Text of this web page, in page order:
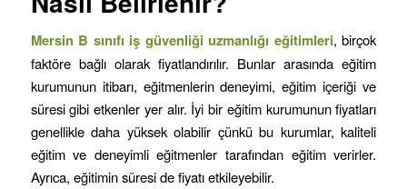
Mersin B sınıfı iş güvenliği uzmanlığı eğitimleri, birçok
faktöre bağlı olarak fiyatlandırılır. Bunlar arasında eğitim
kurumunun itibarı, eğitmenlerin deneyimi, eğitim içeriği ve
süresi gibi etkenler yer alır. İyi bir eğitim kurumunun fiyatları
genellikle daha yüksek olabilir çünkü bu kurumlar, kaliteli
eğitim ve deneyimli eğitmenler tarafından eğitim verirler.
Ayrıca, eğitimin süresi de fiyatı etkileyebilir.